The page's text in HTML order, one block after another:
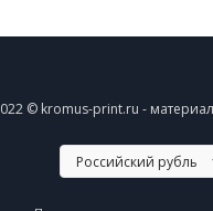
© kromus-print.ru -